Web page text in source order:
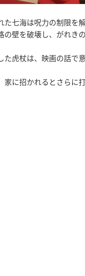
た七海は呪力の制限を
壁を破壊し、がれき
虎杖は、映画の話で
家に招かれるとさらに